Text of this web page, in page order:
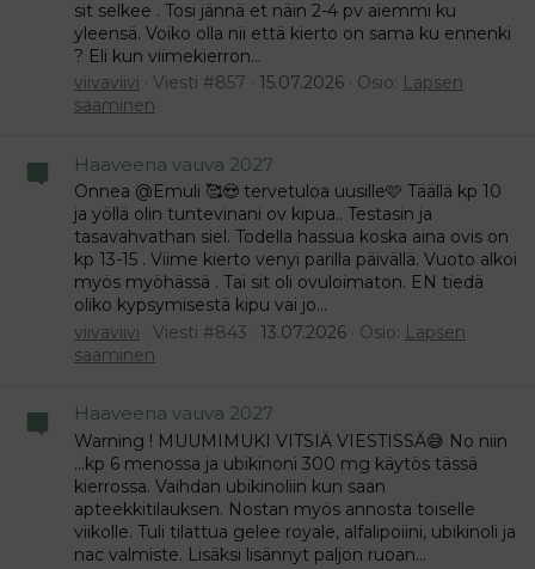
sit selkee . Tosi jännä et näin 2-4 pv aiemmi ku
yleensä. Voiko olla nii että kierto on sama ku ennenki
? Eli kun viimekierron...
viivaviivi
Viesti #857 15.07.2026 Osio: Lapsen
saaminen
Haaveena vauva 2027
Onnea @Emuli 🥰😍 tervetuloa uusille🩷 Täällä kp 10
ja yöllä olin tuntevinani ov kipua.. Testasin ja
tasavahvathan siel. Todella hassua koska aina ovis on
kp 13-15 . Viime kierto venyi parilla päivällä. Vuoto alkoi
myös myöhässä . Tai sit oli ovuloimaton. EN tiedä
oliko kypsymisestä kipu vai jo...
viivaviivi
Viesti #843 13.07.2026 Osio: Lapsen
saaminen
Haaveena vauva 2027
Warning ! MUUMIMUKI VITSIÄ VIESTISSÄ😅 No niin
...kp 6 menossa ja ubikinoni 300 mg käytös tässä
kierrossa. Vaihdan ubikinoliin kun saan
apteekkitilauksen. Nostan myös annosta toiselle
viikolle. Tuli tilattua gelee royale, alfalipoiini, ubikinoli ja
nac valmiste. Lisäksi lisännyt paljon ruoan...